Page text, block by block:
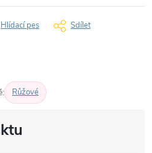
Hlídací pes Sdílet
Růžové